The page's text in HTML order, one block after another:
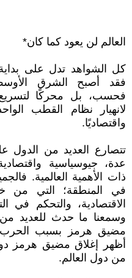
العالم لن يعود كما كان*
كل الشواهد تدل على
فقد أصبح الشرق
فحسب، بل محركًا لتسريع
لانهيار نظام القطب
واقتصاديًا.
تتصارع العديد من الدول
عدة، جيوسياسية
ذات الأهمية العالمية.
في المنطقة؛ التي من
الاقتصادية، والتحكم في
وسمعنا ما حدث للعديد
مضيق هرمز بسبب الحرب
أظهر إغلاق مضيق هرمز
من دول العالم.